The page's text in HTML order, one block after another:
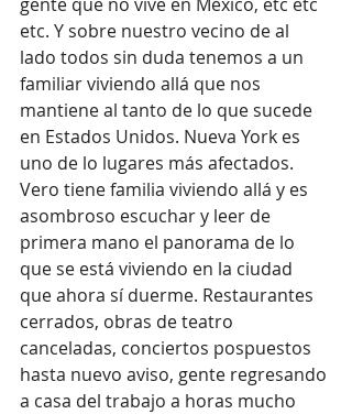
etc. Y sobre nuestro vecino de al
lado todos sin duda tenemos a un
familiar viviendo allá que nos
mantiene al tanto de lo que sucede
en Estados Unidos. Nueva York es
uno de lo lugares más afectados.
Vero tiene familia viviendo allá y es
asombroso escuchar y leer de
primera mano el panorama de lo
que se está viviendo en la ciudad
que ahora sí duerme. Restaurantes
cerrados, obras de teatro
canceladas, conciertos pospuestos
hasta nuevo aviso, gente regresando
a casa del trabajo a horas mucho